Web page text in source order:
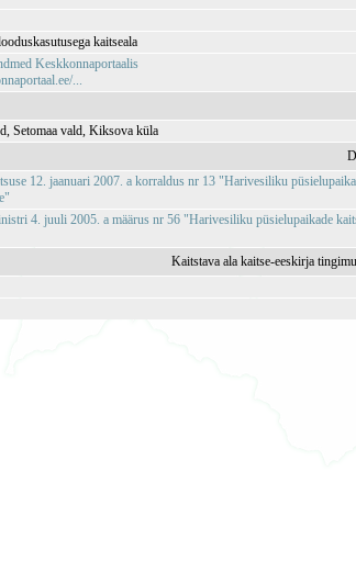
kaitseala
Keskkonnaportaalis
...
Setomaa vald, Kiksova küla
12. jaanuari 2007. a korraldus nr 13 "Harivesiliku
4. juuli 2005. a määrus nr 56 "Harivesiliku püsielupaikade
Kaitstava ala kaitse-eeskirja